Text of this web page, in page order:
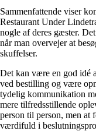
Sammenfattende viser
Restaurant Under
nogle af deres gæster.
når man overvejer at
skuffelser.
Det kan være en god idé
ved bestilling og være
tydelig kommunikation
mere tilfredsstillende
person til person, men at
værdifuld i